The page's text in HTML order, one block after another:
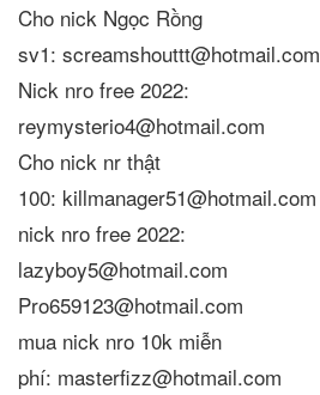
Cho nick Ngọc Rồng
sv1: screamshouttt@hotmail.com
Nick nro free 2022:
reymysterio4@hotmail.com
Cho nick nr thật
100: killmanager51@hotmail.com
nick nro free 2022:
lazyboy5@hotmail.com
Pro659123@hotmail.com
mua nick nro 10k miễn
phí: masterfizz@hotmail.com